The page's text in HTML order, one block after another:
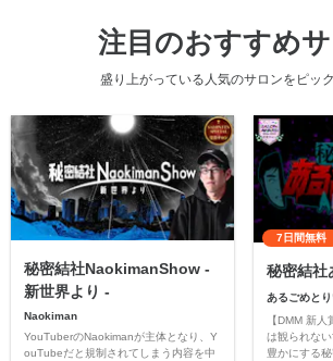
注目のおすすめ
盛り上がっている人気のサロンをピッ
秘密結社NaokimanShow -
新世界より -
Naokiman
YouTuberのNaokimanが主体となり、Y
ouTubeだと規制されてしまう内容を中
7日間無料
秘密結社
あるごめと
【DMM 新
は観られな
豊かにする